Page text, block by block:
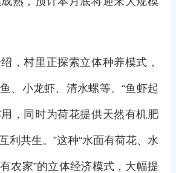
，村里正探索立体种养模式，
、小龙虾、清水螺等。“鱼虾起
，同时为荷花提供天然有机肥
利共生。”这种“水面有荷花、水
农家”的立体经济模式，大幅提